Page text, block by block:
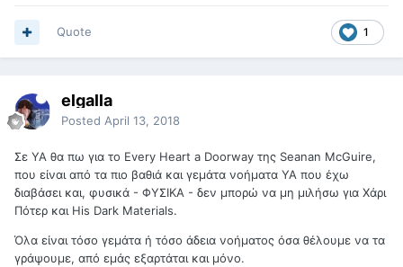
1
Quote
elgalla
Posted April 13, 2018
Σε YA θα πω για το Every Heart a Doorway της Seanan McGuire,
που είναι από τα πιο βαθιά και γεμάτα νοήματα YA που έχω
διαβάσει και, φυσικά - ΦΥΣΙΚΑ - δεν μπορώ να μη μιλήσω για Χάρι
Πότερ και His Dark Materials.
Όλα είναι τόσο γεμάτα ή τόσο άδεια νοήματος όσα θέλουμε να τα
γράψουμε, από εμάς εξαρτάται και μόνο.